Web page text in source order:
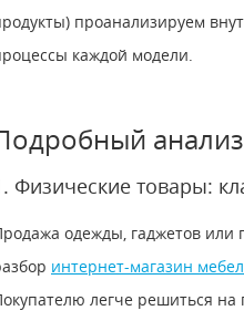
проанализируем
каждой модели.
Физические товары:
одежды, гаджетов или
интернет-магазин
легче решиться на